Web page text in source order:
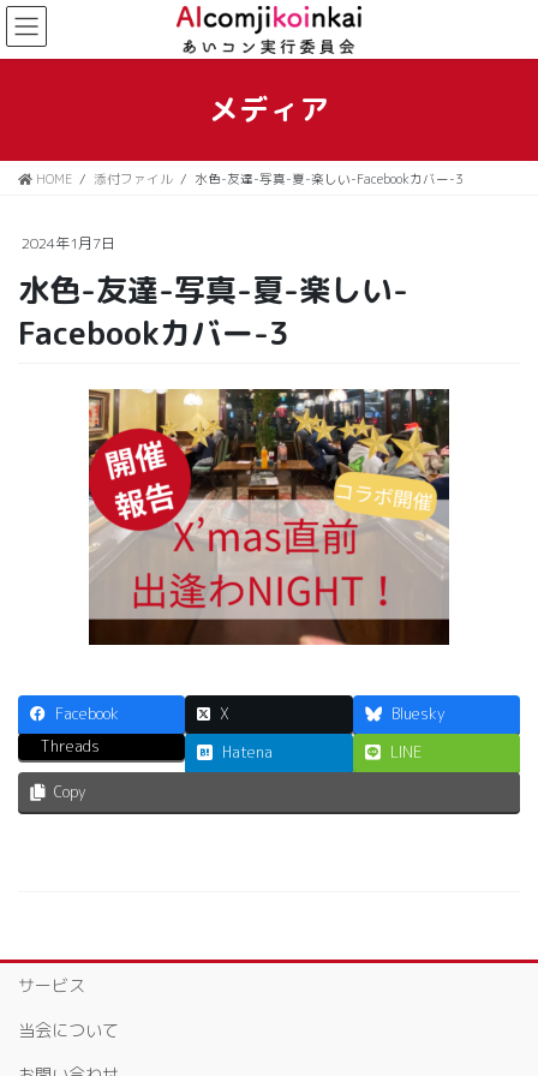
コ
ン
テ
移
ナ
ビ
ゲ
ン
メディア
HOME 添付ファイル 水色-友達-写真-夏-楽しい-Facebookカバー-3
2024年1月7日
水色-友達-写真-夏-楽しい-
Facebookカバー-3
Facebook X
Bluesky
Threads
Hatena
LINE
Copy
サービス
当会について